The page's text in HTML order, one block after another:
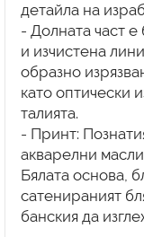
детайла на
- Долната част
и изчистена
образно
като оптически
талията.
- Принт:
акварелни
Бялата основа,
сатенираният
банския да